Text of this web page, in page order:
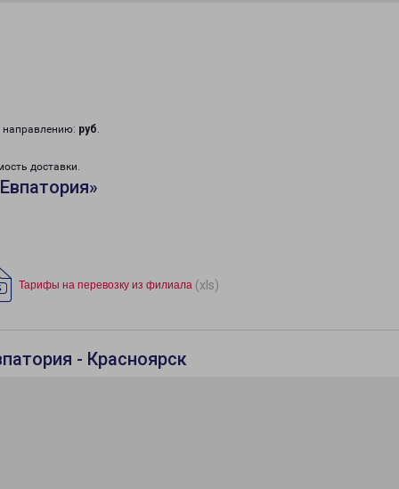
руб.
доставки.
Тарифы на перевозку из филиала (xls)
- Красноярск